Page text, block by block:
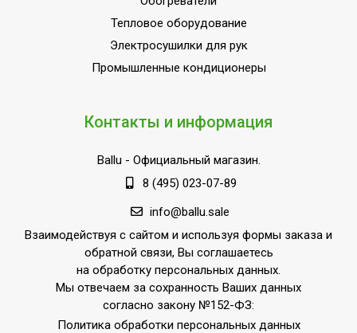
Тепловое оборудование
Электросушилки для рук
Промышленные кондиционеры
Контакты и информация
Ballu - Официальный магазин.
8 (495) 023-07-89
info@ballu.sale
Взаимодействуя с сайтом и используя формы заказа и
обратной связи, Вы соглашаетесь
на обработку персональных данных.
Мы отвечаем за сохранность Ваших данных
согласно закону №152-ФЗ:
Политика обработки персональных данных